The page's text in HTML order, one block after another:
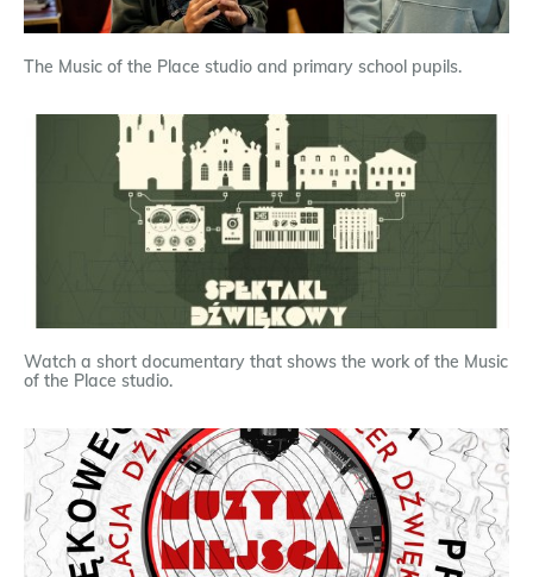
The Music of the Place studio and primary school pupils.
Watch a short documentary that shows the work of the Music
of the Place studio.